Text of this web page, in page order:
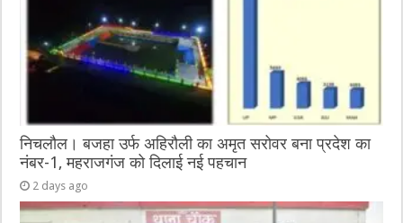
निचलौल। बजहा उर्फ अहिरौली का अमृत सरोवर बना प्रदेश का
नंबर-1, महराजगंज को दिलाई नई पहचान
2 days ago